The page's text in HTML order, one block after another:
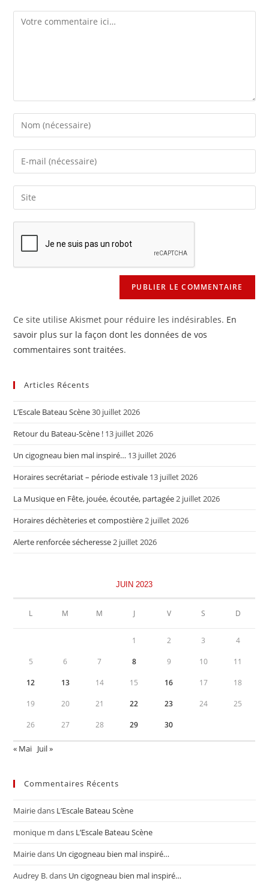
Comment
Enter
your
name
comment
Enter
your
email
address
Saisir
l’URL
de
votre
site
(facultatif)
Ce site utilise Akismet pour réduire les indésirables. En
savoir plus sur la façon dont les données de vos
commentaires sont traitées.
Articles Récents
L’Escale Bateau Scène30 juillet 2026
Retour du Bateau-Scène ! 13 juillet 2026
Un cigogneau bien mal inspiré… 13 juillet 2026
Horaires secrétariat – période estivale 13 juillet 2026
La Musique en Fête, jouée, écoutée, partagée2 juillet 2026
Horaires déchèteries et compostière2 juillet 2026
Alerte renforcée sécheresse2 juillet 2026
JUIN 2023
L M M J V S D
1 2 3 4
5 6 7 8 9 10 11
12 13 14 15 16 17 18
19 20 21 22 23 24 25
26 27 28 29 30
« Mai Juil »
Commentaires Récents
Mairiedans L’Escale Bateau Scène
monique m dans L’Escale Bateau Scène
Mairiedans Un cigogneau bien mal inspiré…
Audrey B.dans Un cigogneau bien mal inspiré…